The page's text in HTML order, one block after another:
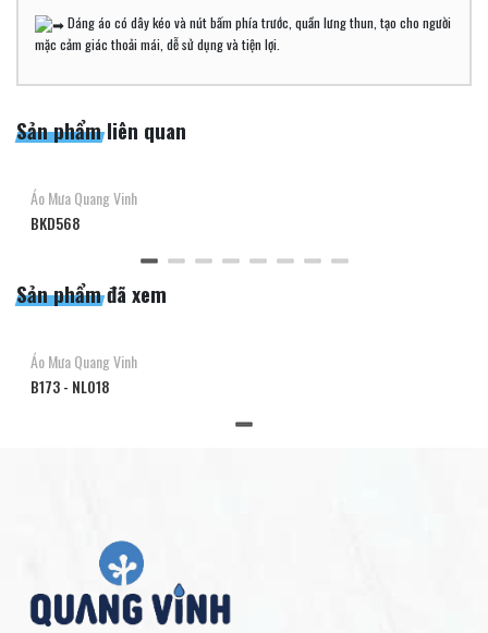
Dáng áo có dây kéo và nút bấm phía trước, quần lưng thun, tạo cho người
mặc cảm giác thoải mái, dễ sử dụng và tiện lợi.
Sản phẩm liên quan
Áo Mưa Quang Vinh
BKD568
Sản phẩm đã xem
Áo Mưa Quang Vinh
B173 - NL018